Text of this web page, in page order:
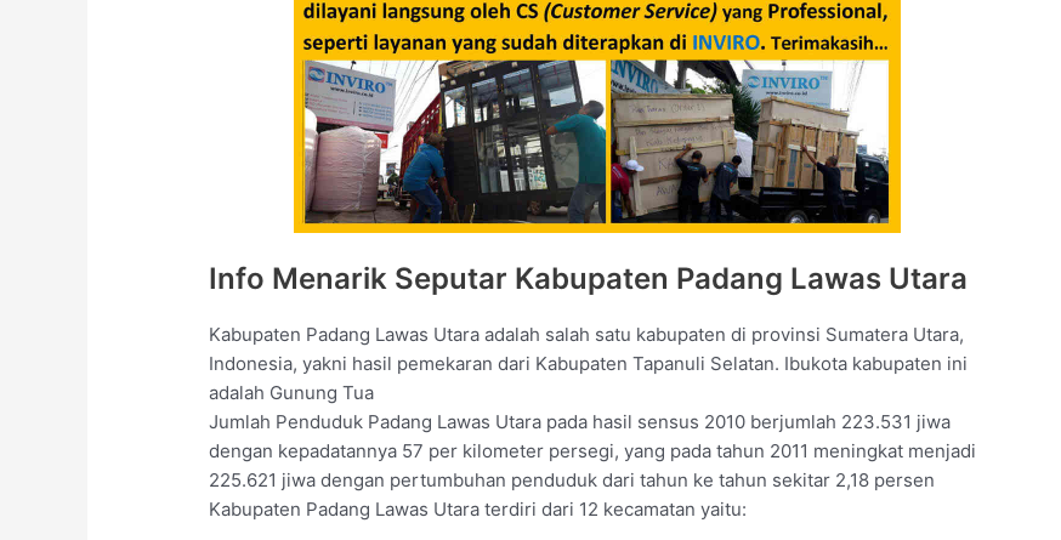
Info Menarik Seputar Kabupaten Padang Lawas Utara
Kabupaten Padang Lawas Utara adalah salah satu kabupaten di provinsi Sumatera Utara,
Indonesia, yakni hasil pemekaran dari Kabupaten Tapanuli Selatan. Ibukota kabupaten ini
adalah Gunung Tua
Jumlah Penduduk Padang Lawas Utara pada hasil sensus 2010 berjumlah 223.531 jiwa
dengan kepadatannya 57 per kilometer persegi, yang pada tahun 2011 meningkat menjadi
225.621 jiwa dengan pertumbuhan penduduk dari tahun ke tahun sekitar 2,18 persen
Kabupaten Padang Lawas Utara terdiri dari 12 kecamatan yaitu: